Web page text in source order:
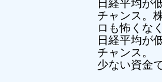
日経平均が
チャンス。
ロも怖くな
日経平均が
チャンス。
少ない資金